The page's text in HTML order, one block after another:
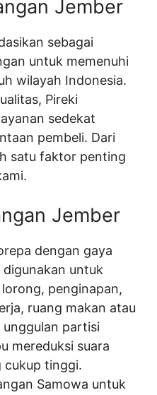
Jember
sebagai
untuk memenuhi
wilayah Indonesia.
Pireki
sedekat
pembeli. Dari
satu faktor penting
Jember
dengan gaya
untuk
penginapan,
ruang makan atau
partisi
mereduksi suara
cukup tinggi.
Samowa untuk